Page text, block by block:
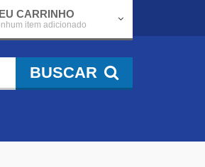
CARRINHO
item adicionado
BUSCAR